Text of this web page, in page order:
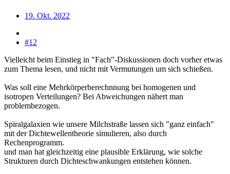
19. Okt. 2022
#12
Vielleicht beim Einstieg in "Fach"-Diskussionen doch vorher etwas
zum Thema lesen, und nicht mit Vermutungen um sich schießen.
Was soll eine Mehrkörperberechnnung bei homogenen und
isotropen Verteilungen? Bei Abweichungen nähert man
problembezogen.
Spiralgalaxien wie unsere Milchstraße lassen sich "ganz einfach"
mit der Dichtewellentheorie simulieren, also durch
Rechenprogramm.
und man hat gleichzeitig eine plausible Erklärung, wie solche
Strukturen durch Dichteschwankungen entstehen können.